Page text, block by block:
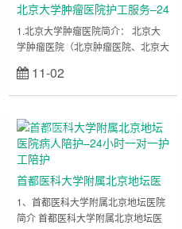
北京大学肿瘤医院护工服务–24
小时一对一病人陪护
1.北京大学肿瘤医院简介： 北京大
学肿瘤医院（北京肿瘤医院、北京大
究所）始建于1976年，是集医、
教、研、防于一体的大型现代化三级
家肿瘤学重点学科，是国家临床重点
学科建设项目，肿瘤科、病理科国家
临床重点专科建设项目单位；在多种
中国常见肿瘤诊治方面居国内领先、
国际先进水平；作为组长单位参与了
胃癌、结直肠癌、肺……
11-02
上海医院陪
诊
首都医科大学附属北京地坛医
院病人陪护–24小时一对一护工
陪护
1、首都医科大学附属北京地坛医院
简介 首都医科大学附属北京地坛医